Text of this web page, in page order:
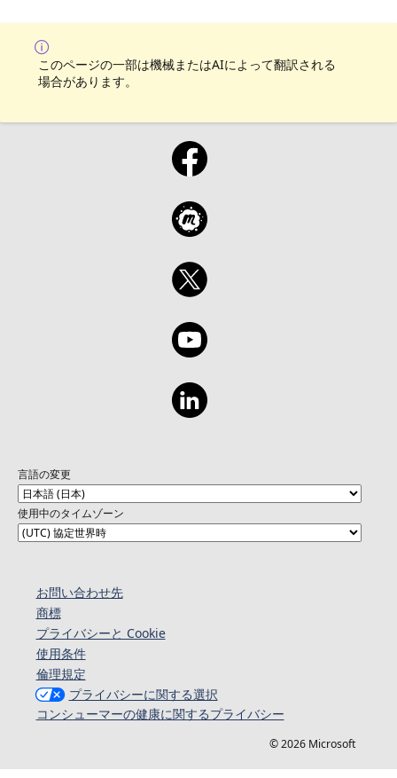
このページの一部は機械またはAIによって翻訳される
場合があります。
言語の変更
使用中のタイムゾーン
お問い合わせ先
商標
プライバシーと Cookie
使用条件
倫理規定
プライバシーに関する選択
コンシューマーの健康に関するプライバシー
© 2026 Microsoft